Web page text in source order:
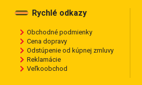
Rychlé odkazy
Obchodné podmienky
Cena dopravy
Odstúpenie od kúpnej zmluvy
Reklamácie
Veľkoobchod